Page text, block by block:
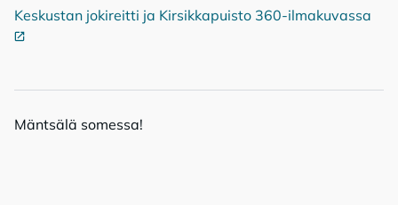
Keskustan jokireitti ja Kirsikkapuisto 360-ilmakuvassa
Mänt­sä­lä so­mes­sa!